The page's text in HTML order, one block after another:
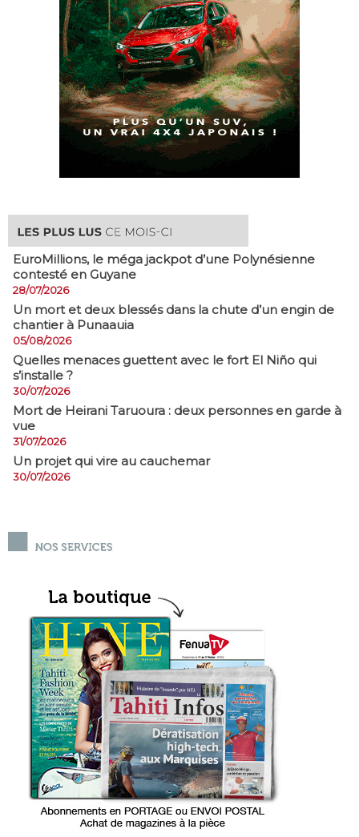
EuroMillions, ​le méga jackpot d’une Polynésienne
contesté en Guyane
28/07/2026
​Un mort et deux blessés dans la chute d’un engin de
chantier à Punaauia
05/08/2026
Quelles menaces guettent avec le fort El Niño qui
s’installe ?
30/07/2026
Mort de Heirani Taruoura : deux personnes en garde à
vue
31/07/2026
Un projet qui vire au cauchemar
30/07/2026